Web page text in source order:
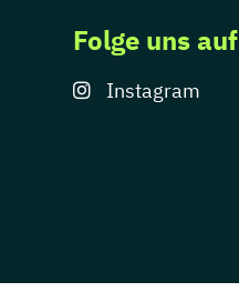
Folge uns auf
Instagram